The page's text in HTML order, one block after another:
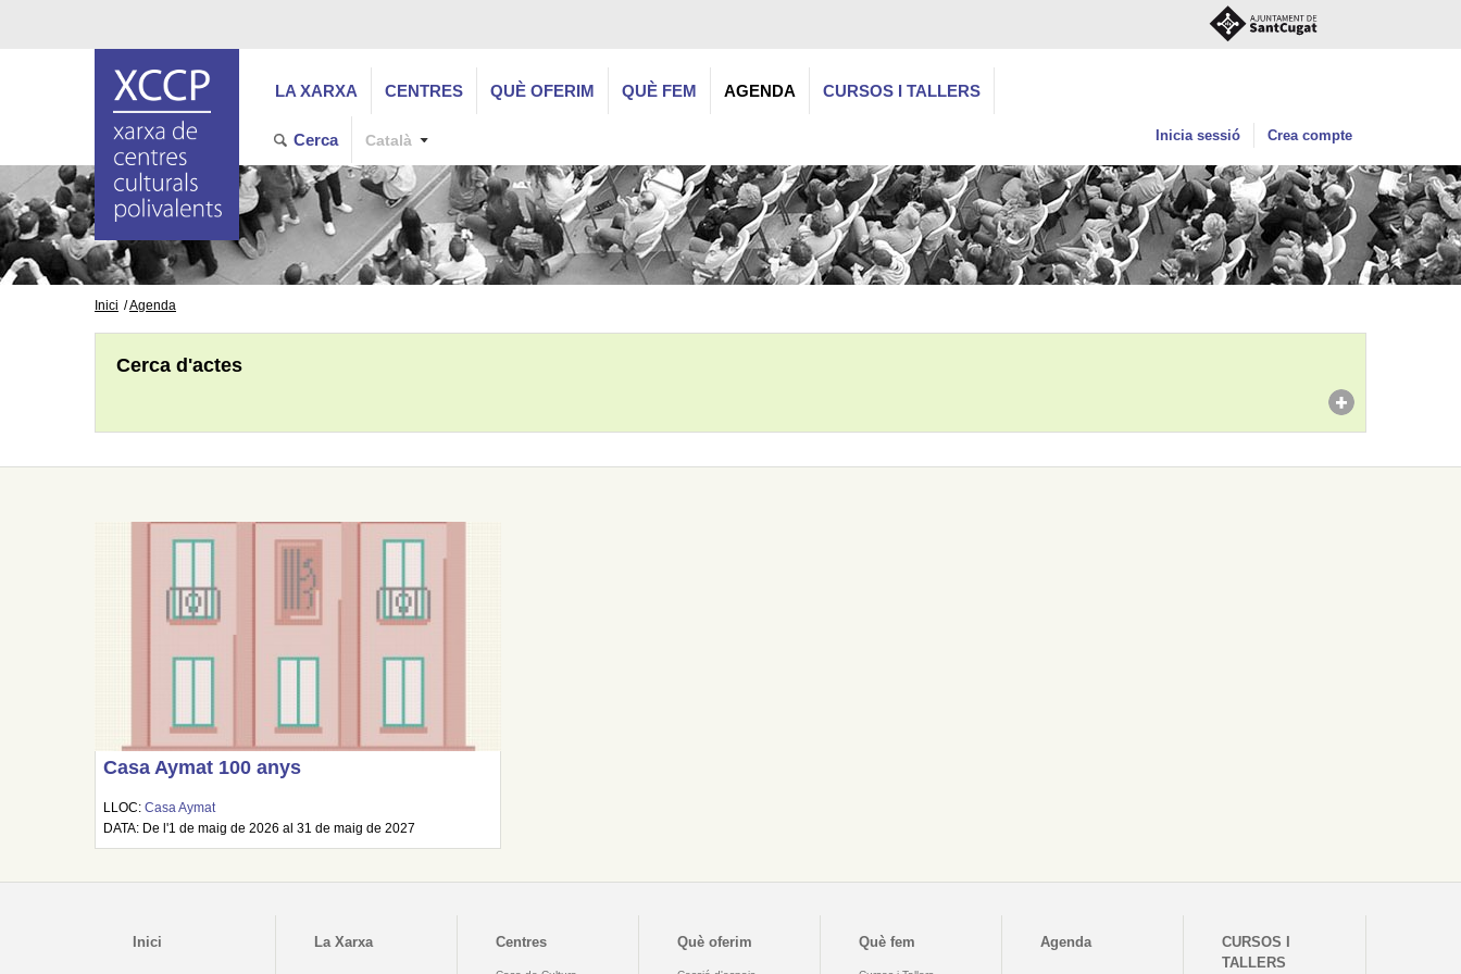
LA XARXA CENTRES QUÈ OFERIM QUÈ FEM AGENDA CURSOS I TALLERS
Cerca Català Inicia sessió Crea compte
Inici Agenda
Cerca d'actes
Casa Aymat 100 anys
LLOC:Casa Aymat
DATA: De l'1 de maig de 2026 al 31 de maig de 2027
Inici La Xarxa Centres Què oferim Què fem Agenda
CURSOS I
TALLERS